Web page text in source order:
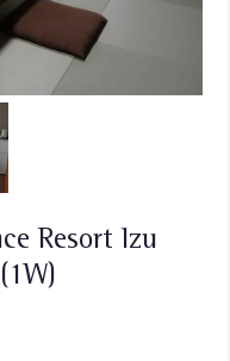
Resort Izu